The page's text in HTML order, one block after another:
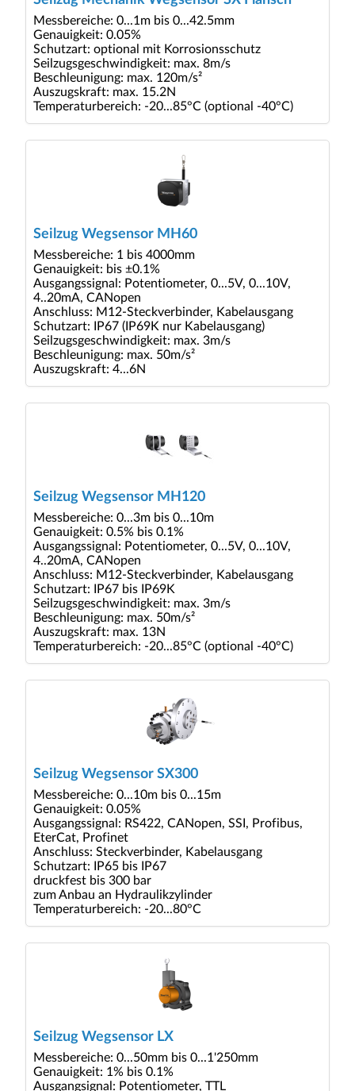
Messbereiche: 0...1m bis 0...42.5mm
Genauigkeit: 0.05%
Schutzart: optional mit Korrosionsschutz
Seilzugsgeschwindigkeit: max. 8m/s
Beschleunigung: max. 120m/s²
Auszugskraft: max. 15.2N
Temperaturbereich: -20...85°C (optional -40°C)
Seilzug Wegsensor MH60
Messbereiche: 1 bis 4000mm
Genauigkeit: bis ±0.1%
Ausgangssignal: Potentiometer, 0...5V, 0...10V,
4..20mA, CANopen
Anschluss: M12-Steckverbinder, Kabelausgang
Schutzart: IP67 (IP69K nur Kabelausgang)
Seilzugsgeschwindigkeit: max. 3m/s
Beschleunigung: max. 50m/s²
Auszugskraft: 4...6N
Seilzug Wegsensor MH120
Messbereiche: 0...3m bis 0...10m
Genauigkeit: 0.5% bis 0.1%
Ausgangssignal: Potentiometer, 0...5V, 0...10V,
4..20mA, CANopen
Anschluss: M12-Steckverbinder, Kabelausgang
Schutzart: IP67 bis IP69K
Seilzugsgeschwindigkeit: max. 3m/s
Beschleunigung: max. 50m/s²
Auszugskraft: max. 13N
Temperaturbereich: -20...85°C (optional -40°C)
Seilzug Wegsensor SX300
Messbereiche: 0...10m bis 0...15m
Genauigkeit: 0.05%
Ausgangssignal: RS422, CANopen, SSI, Profibus,
EterCat, Profinet
Anschluss: Steckverbinder, Kabelausgang
Schutzart: IP65 bis IP67
druckfest bis 300 bar
zum Anbau an Hydraulikzylinder
Temperaturbereich: -20...80°C
Seilzug Wegsensor LX
Messbereiche: 0...50mm bis 0...1'250mm
Genauigkeit: 1% bis 0.1%
Ausgangsignal: Potentiometer, TTL